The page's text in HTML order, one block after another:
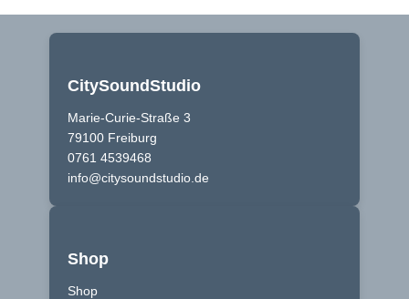
CitySoundStudio
Marie-Curie-Straße 3
79100 Freiburg
0761 4539468
info@citysoundstudio.de
Shop
Shop